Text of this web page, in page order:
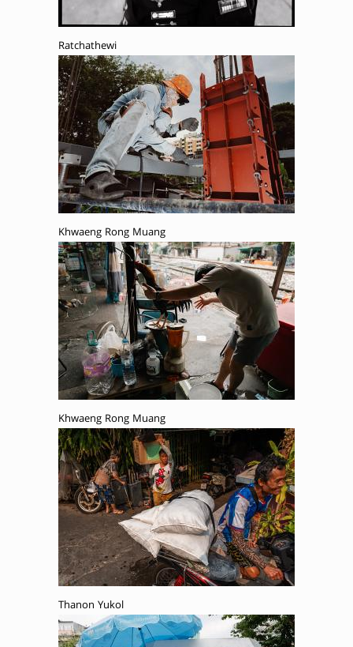
Ratchathewi
Khwaeng Rong Muang
Khwaeng Rong Muang
Thanon Yukol